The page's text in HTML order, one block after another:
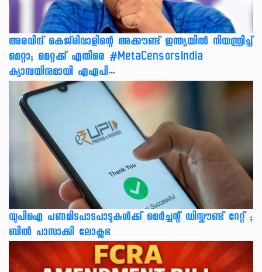
അരവിന്ദ് കെജ്‌രിവാളിന്റെ അക്കൗണ്ട് ഇന്ത്യയിൽ നിയന്ത്രിച്ച്
മെറ്റാ; മെറ്റക്ക് എതിരെ #MetaCensorsIndia
ക്യാമ്പയിനുമായി എഎപി…
യുപിഐ പണമിടപാടപാടുകൾക്ക് മെർച്ചന്റ് ഡിസ്കൗണ്ട് റേറ്റ് ;
ബിൽ പാസാക്കി ലോക്സഭ